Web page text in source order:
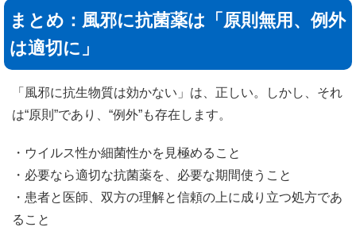
まとめ：風邪に抗菌薬は「原則無用、例外
は適切に」
「風邪に抗生物質は効かない」は、正しい。しかし、それ
は“原則”であり、“例外”も存在します。
・ウイルス性か細菌性かを見極めること
・必要なら適切な抗菌薬を、必要な期間使うこと
・患者と医師、双方の理解と信頼の上に成り立つ処方であ
ること